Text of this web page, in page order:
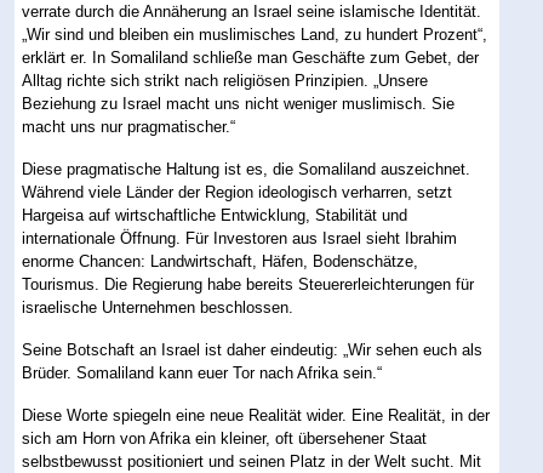
verrate durch die Annäherung an Israel seine islamische Identität.
„Wir sind und bleiben ein muslimisches Land, zu hundert Prozent“,
erklärt er. In Somaliland schließe man Geschäfte zum Gebet, der
Alltag richte sich strikt nach religiösen Prinzipien. „Unsere
Beziehung zu Israel macht uns nicht weniger muslimisch. Sie
macht uns nur pragmatischer.“
Diese pragmatische Haltung ist es, die Somaliland auszeichnet.
Während viele Länder der Region ideologisch verharren, setzt
Hargeisa auf wirtschaftliche Entwicklung, Stabilität und
internationale Öffnung. Für Investoren aus Israel sieht Ibrahim
enorme Chancen: Landwirtschaft, Häfen, Bodenschätze,
Tourismus. Die Regierung habe bereits Steuererleichterungen für
israelische Unternehmen beschlossen.
Seine Botschaft an Israel ist daher eindeutig: „Wir sehen euch als
Brüder. Somaliland kann euer Tor nach Afrika sein.“
Diese Worte spiegeln eine neue Realität wider. Eine Realität, in der
sich am Horn von Afrika ein kleiner, oft übersehener Staat
selbstbewusst positioniert und seinen Platz in der Welt sucht. Mit